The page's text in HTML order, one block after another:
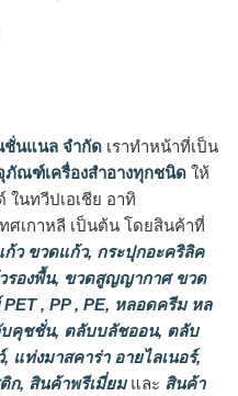
ชั่นแนล จำกัด เราทำหน้าที่เป็น
ณฑ์เครื่องสำอางทุกชนิด ให้
นทวีปเอเชีย อาทิ
ศเกาหลี เป็นต้น โดยสินค้าที่
ก้ว ขวดแก้ว, กระปุกอะคริลิค
รองพื้น, ขวดสูญญากาศ ขวด
, PP , PE, หลอดครีม หล
คุชชั่น, ตลับบลัชออน, ตลับ
, แท่งมาสคาร่า อายไลเนอร์,
ก, สินค้าพรีเมี่ยมและ สินค้า